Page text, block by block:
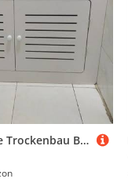
Revisionsklappe Trockenbau Badezimmer-Revisionsklappe mit Scharnieren, Wandlochabdeckung, Servicetür, Wasserdichte PVC-Türen zum Verbergen von Kabeln/Messgeräten/Rohren(18x34in (45x85cm))